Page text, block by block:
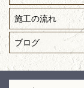
施工の流れ
ブログ